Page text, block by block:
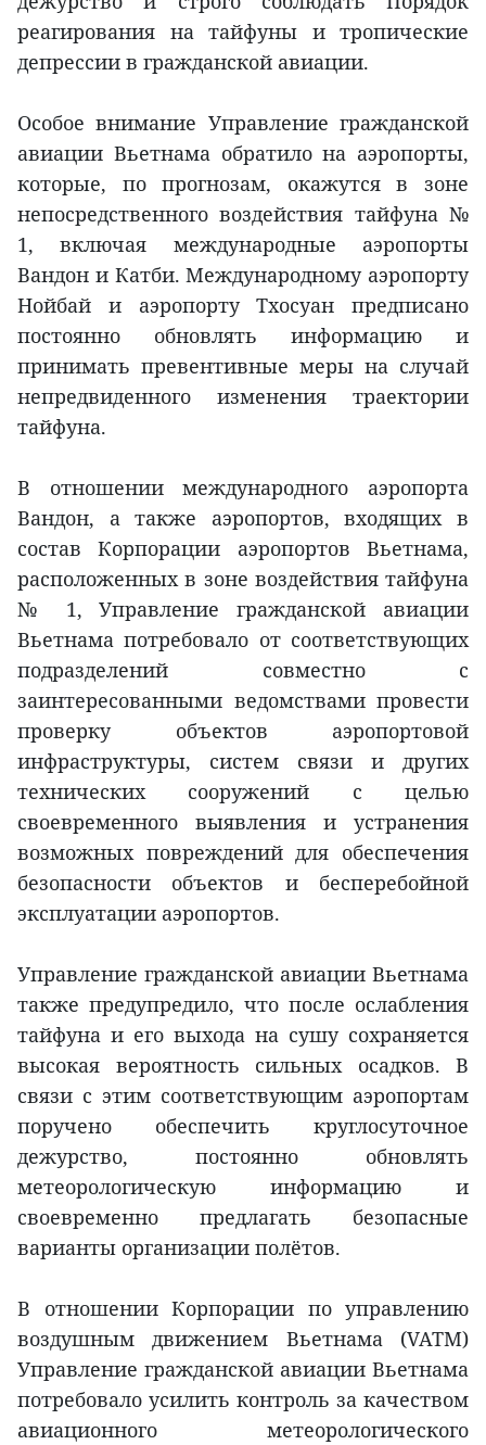
реагирования на тайфуны и тропические
депрессии в гражданской авиации.
Особое внимание Управление гражданской
авиации Вьетнама обратило на аэропорты,
которые, по прогнозам, окажутся в зоне
непосредственного воздействия тайфуна №
1, включая международные аэропорты
Вандон и Катби. Международному аэропорту
Нойбай и аэропорту Тхосуан предписано
постоянно обновлять информацию и
принимать превентивные меры на случай
непредвиденного изменения траектории
тайфуна.
В отношении международного аэропорта
Вандон, а также аэропортов, входящих в
состав Корпорации аэропортов Вьетнама,
расположенных в зоне воздействия тайфуна
№ 1, Управление гражданской авиации
Вьетнама потребовало от соответствующих
подразделений совместно с
заинтересованными ведомствами провести
проверку объектов аэропортовой
инфраструктуры, систем связи и других
технических сооружений с целью
своевременного выявления и устранения
возможных повреждений для обеспечения
безопасности объектов и бесперебойной
эксплуатации аэропортов.
Управление гражданской авиации Вьетнама
также предупредило, что после ослабления
тайфуна и его выхода на сушу сохраняется
высокая вероятность сильных осадков. В
связи с этим соответствующим аэропортам
поручено обеспечить круглосуточное
дежурство, постоянно обновлять
метеорологическую информацию и
своевременно предлагать безопасные
варианты организации полётов.
В отношении Корпорации по управлению
воздушным движением Вьетнама (VATM)
Управление гражданской авиации Вьетнама
потребовало усилить контроль за качеством
авиационного метеорологического